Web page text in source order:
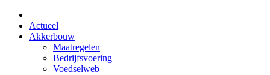
Actueel
Akkerbouw
Maatregelen
Bedrijfsvoering
Voedselweb